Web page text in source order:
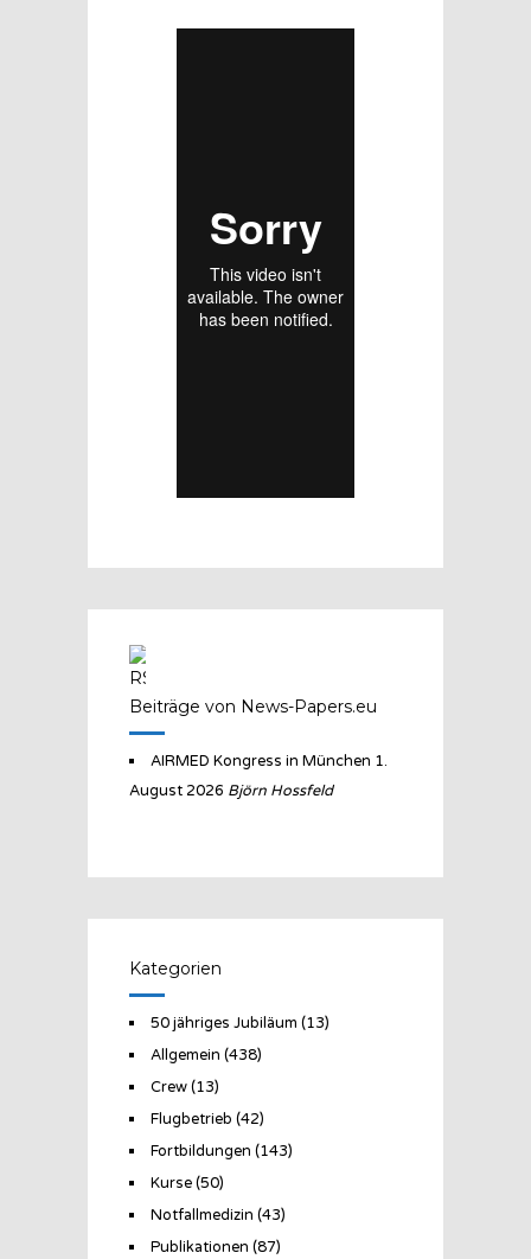
Beiträge von News-Papers.eu
AIRMED Kongress in München 1.
August 2026 Björn Hossfeld
Kategorien
50 jähriges Jubiläum (13)
Allgemein (438)
Crew(13)
Flugbetrieb (42)
Fortbildungen (143)
Kurse(50)
Notfallmedizin (43)
Publikationen (87)